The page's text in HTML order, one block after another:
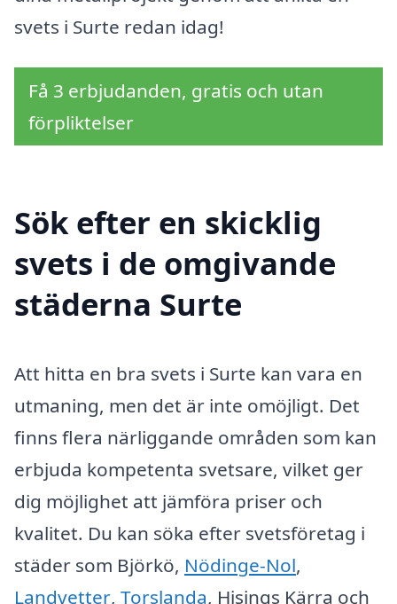
svets i Surte redan idag!
Få 3 erbjudanden, gratis och utan
förpliktelser
Sök efter en skicklig
svets i de omgivande
städerna Surte
Att hitta en bra svets i Surte kan vara en
utmaning, men det är inte omöjligt. Det
finns flera närliggande områden som kan
erbjuda kompetenta svetsare, vilket ger
dig möjlighet att jämföra priser och
kvalitet. Du kan söka efter svetsföretag i
städer som Björkö, Nödinge-Nol,
Landvetter, Torslanda, Hisings Kärra och